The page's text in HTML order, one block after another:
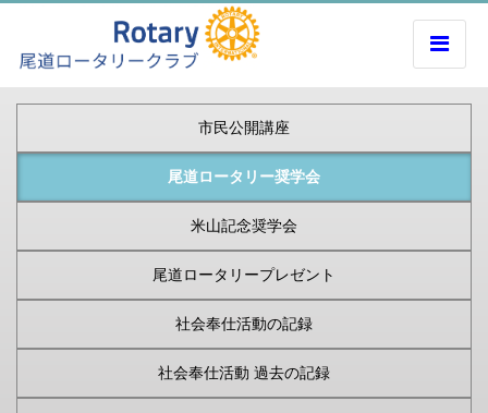
市民公開講座
尾道ロータリー奨学会
米山記念奨学会
尾道ロータリープレゼント
社会奉仕活動の記録
社会奉仕活動 過去の記録